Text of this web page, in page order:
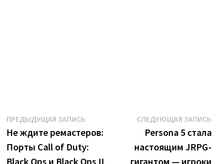
Навигация
по
записям
ПРЕДЫДУЩАЯ ЗАПИСЬПредыдущая
запись:
Не ждите ремастеров:
Порты Call of Duty:
Black Ops и Black Ops II
СЛЕДУЮЩАЯ ЗАПИСЬ
Persona 5 стала
настоящим JRPG-
гигантом — игроки